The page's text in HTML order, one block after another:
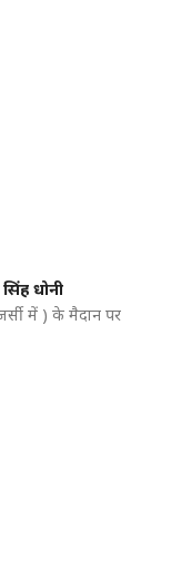
धोनी
में ) के मैदान पर